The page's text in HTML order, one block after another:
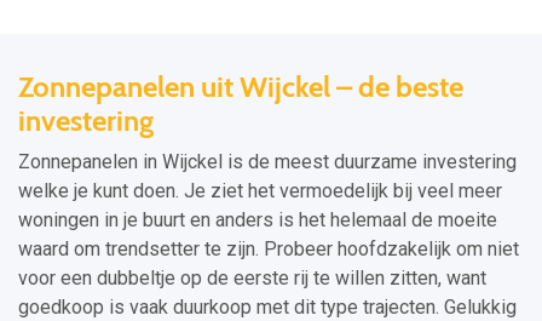
Zonnepanelen uit Wijckel – de beste
investering
Zonnepanelen in Wijckel is de meest duurzame investering
welke je kunt doen. Je ziet het vermoedelijk bij veel meer
woningen in je buurt en anders is het helemaal de moeite
waard om trendsetter te zijn. Probeer hoofdzakelijk om niet
voor een dubbeltje op de eerste rij te willen zitten, want
goedkoop is vaak duurkoop met dit type trajecten. Gelukkig